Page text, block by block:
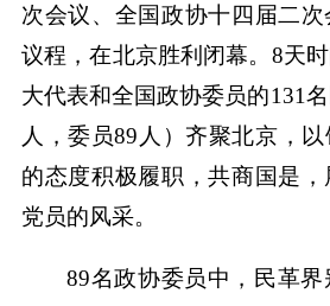
次会议、全国政协十四届二
议程，在北京胜利闭幕。8天
大代表和全国政协委员的131
人，委员89人）齐聚北京，
的态度积极履职，共商国是
党员的风采。
89名政协委员中，民革界